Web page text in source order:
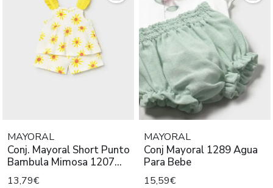
MAYORAL
Conj. Mayoral Short Punto
Bambula Mimosa 1207
Niña
13,79€
MAYORAL
Conj Mayoral 1289 Agua
Para Bebe
15,59€